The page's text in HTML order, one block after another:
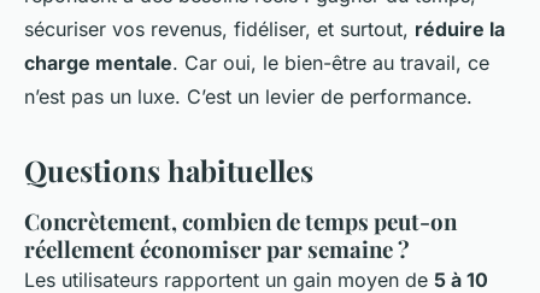
sécuriser vos revenus, fidéliser, et surtout, réduire la
charge mentale. Car oui, le bien-être au travail, ce
n’est pas un luxe. C’est un levier de performance.
Questions habituelles
Concrètement, combien de temps peut-on
réellement économiser par semaine ?
Les utilisateurs rapportent un gain moyen de 5 à 10